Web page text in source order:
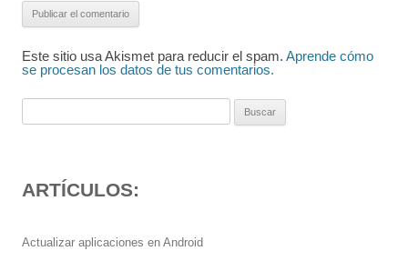
Este sitio usa Akismet para reducir el spam. Aprende cómo
se procesan los datos de tus comentarios.
ARTÍCULOS:
Actualizar aplicaciones en Android